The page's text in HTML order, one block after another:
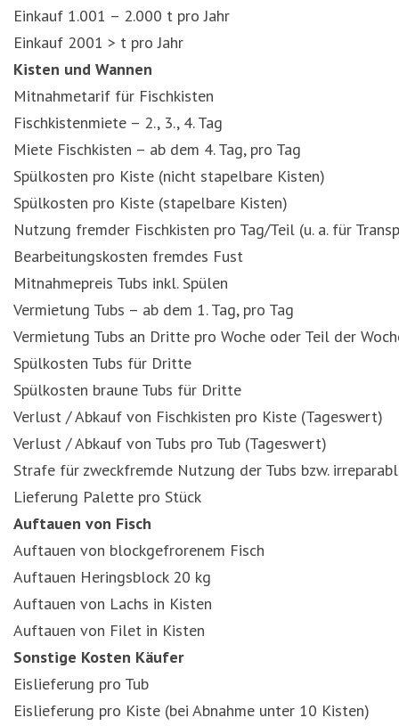
Einkauf 1.001 – 2.000 t pro Jahr
Einkauf 2001 > t pro Jahr
Kisten und Wannen
Mitnahmetarif für Fischkisten
Fischkistenmiete – 2., 3., 4. Tag
Miete Fischkisten – ab dem 4. Tag, pro Tag
Spülkosten pro Kiste (nicht stapelbare Kisten)
Spülkosten pro Kiste (stapelbare Kisten)
Nutzung fremder Fischkisten pro Tag/Teil (u. a. für
Bearbeitungskosten fremdes Fust
Mitnahmepreis Tubs inkl. Spülen
Vermietung Tubs – ab dem 1. Tag, pro Tag
Vermietung Tubs an Dritte pro Woche oder Teil der
Spülkosten Tubs für Dritte
Spülkosten braune Tubs für Dritte
Verlust / Abkauf von Fischkisten pro Kiste (Tageswert)
Verlust / Abkauf von Tubs pro Tub (Tageswert)
Strafe für zweckfremde Nutzung der Tubs bzw.
Lieferung Palette pro Stück
Auftauen von Fisch
Auftauen von blockgefrorenem Fisch
Auftauen Heringsblock 20 kg
Auftauen von Lachs in Kisten
Auftauen von Filet in Kisten
Sonstige Kosten Käufer
Eislieferung pro Tub
Eislieferung pro Kiste (bei Abnahme unter 10 Kisten)